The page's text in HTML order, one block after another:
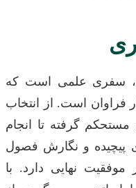
علمی است که
است. از انتخاب
گرفته تا انجام
و نگارش فصول
نهایی دارد. با